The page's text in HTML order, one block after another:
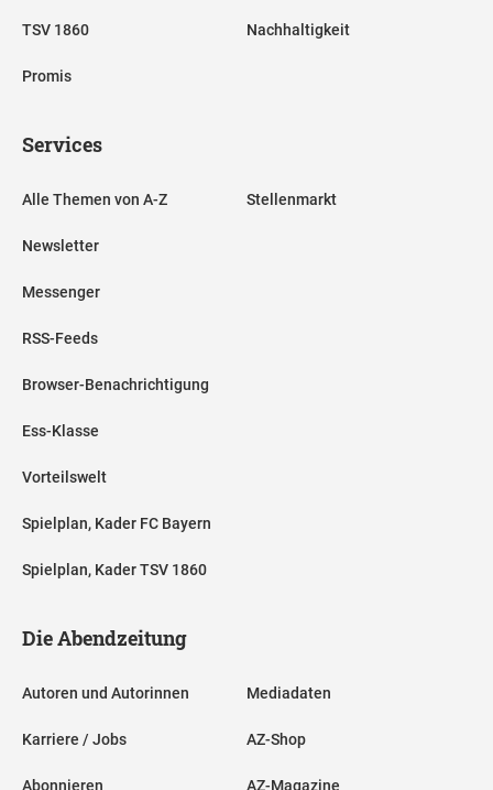
TSV 1860
Promis
Nachhaltigkeit
Services
Alle Themen von A-Z
Newsletter
Messenger
RSS-Feeds
Browser-Benachrichtigung
Ess-Klasse
Vorteilswelt
Spielplan, Kader FC Bayern
Spielplan, Kader TSV 1860
Stellenmarkt
Die Abendzeitung
Autoren und Autorinnen
Karriere / Jobs
Abonnieren
Mediadaten
AZ-Shop
AZ-Magazine